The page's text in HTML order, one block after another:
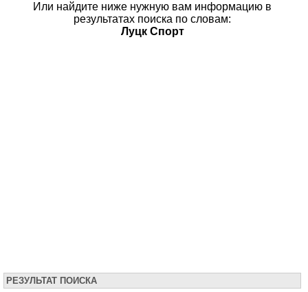
Или найдите ниже нужную вам информацию в
результатах поиска по словам:
Луцк Спорт
РЕЗУЛЬТАТ ПОИСКА